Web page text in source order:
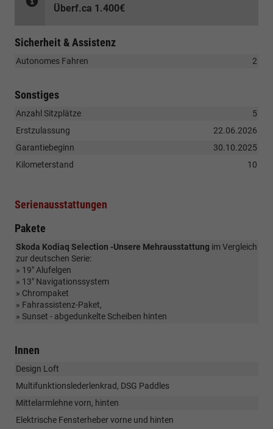
Überf.ca 1.400€
Sicherheit & Assistenz
Autonomes Fahren 2
Sonstiges
Anzahl Sitzplätze
5
Erstzulassung
22.06.2026
Garantiebeginn
30.10.2025
Kilometerstand
10
Serienausstattungen
Pakete
Skoda Kodiaq Selection -Unsere Mehrausstattung im Vergleich
zur deutschen Serie:
» 19" Alufelgen
» 13" Navigationssystem
» Chrompaket
» Fahrassistenz-Paket,
» Sunset - abgedunkelte Scheiben hinten
Innen
Design Loft
Multifunktionslederlenkrad, DSG Paddles
Mittelarmlehne vorn, hinten
Elektrische Fensterheber vorne und hinten